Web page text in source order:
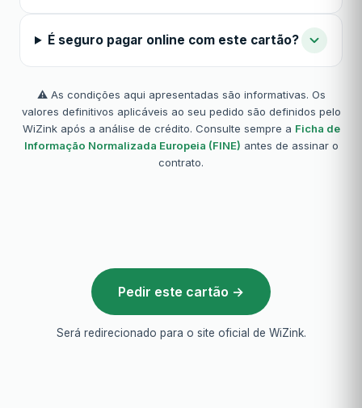
É seguro pagar online com este cartão?
⚠️ As condições aqui apresentadas são informativas. Os
valores definitivos aplicáveis ao seu pedido são definidos pelo
WiZink após a análise de crédito. Consulte sempre a Ficha de
Informação Normalizada Europeia (FINE) antes de assinar o
contrato.
Pedir este cartão →
Será redirecionado para o site oficial de WiZink.